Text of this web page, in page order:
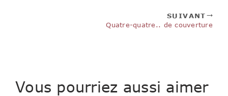
SUIVANT
Quatre-quatre.. de couverture
Vous pourriez aussi aimer